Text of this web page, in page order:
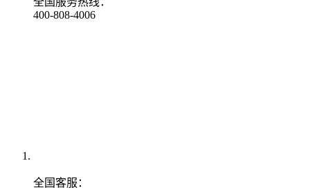
400-808-4006
全国客服：